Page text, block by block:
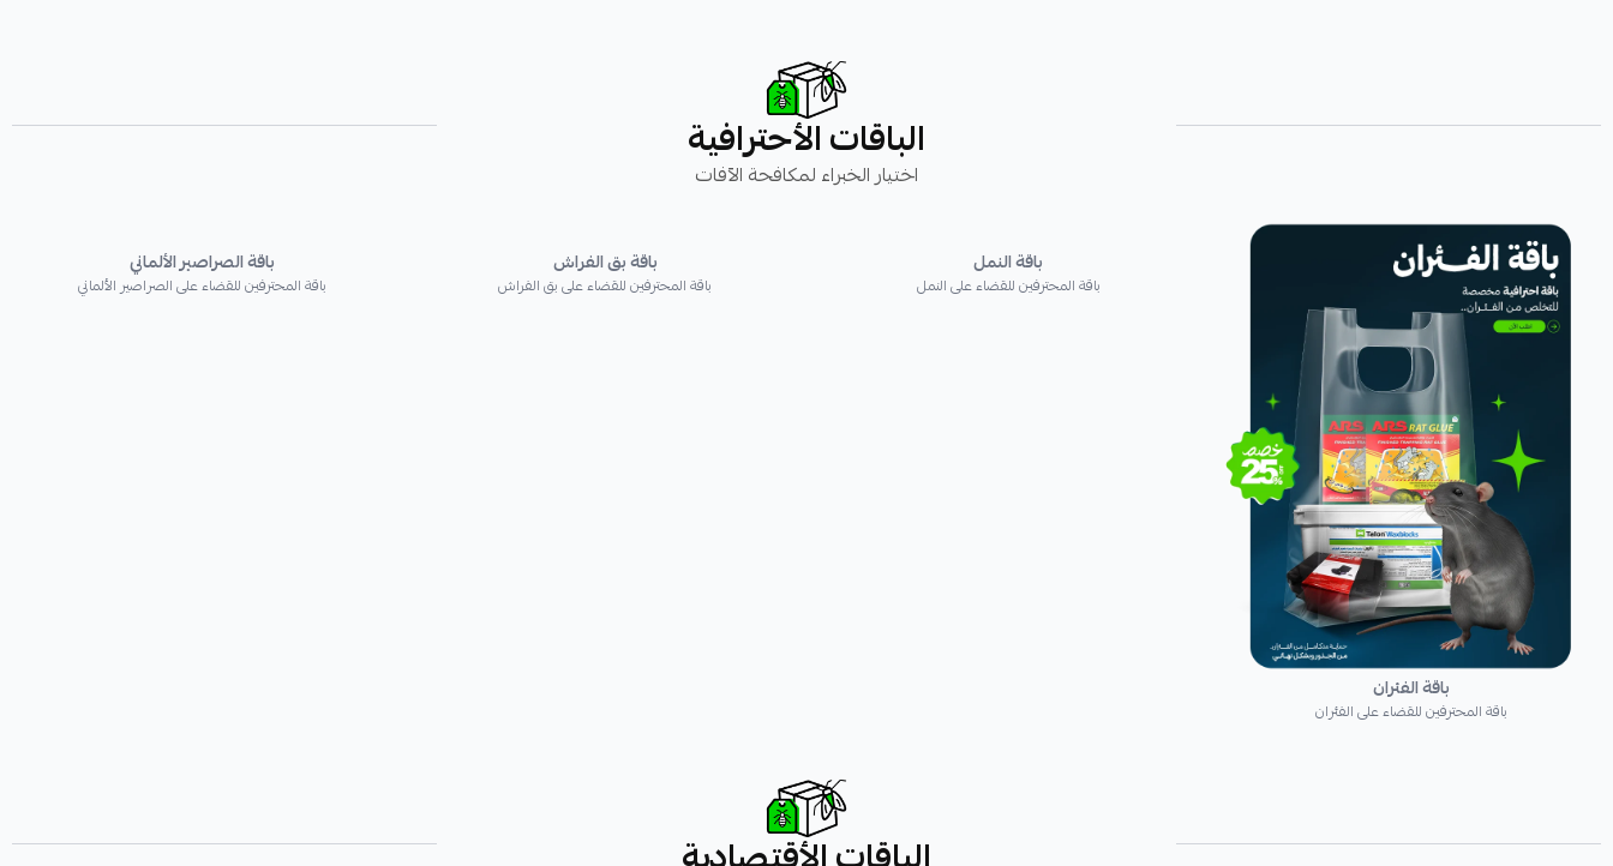
الباقات الأحترافية
اختيار الخبراء لمكافحة الآفات
باقة الفئران
باقة المحترفين للقضاء على الفئران
باقة النمل
باقة المحترفين للقضاء على النمل
باقة بق الفراش
باقة المحترفين للقضاء على بق الفراش
باقة الصراصير الألماني
باقة المحترفين للقضاء على الصراصير الألماني